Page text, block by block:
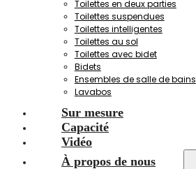
Toilettes en deux parties
Toilettes suspendues
Toilettes intelligentes
Toilettes au sol
Toilettes avec bidet
Bidets
Ensembles de salle de bains
Lavabos
Sur mesure
Capacité
Vidéo
À propos de nous